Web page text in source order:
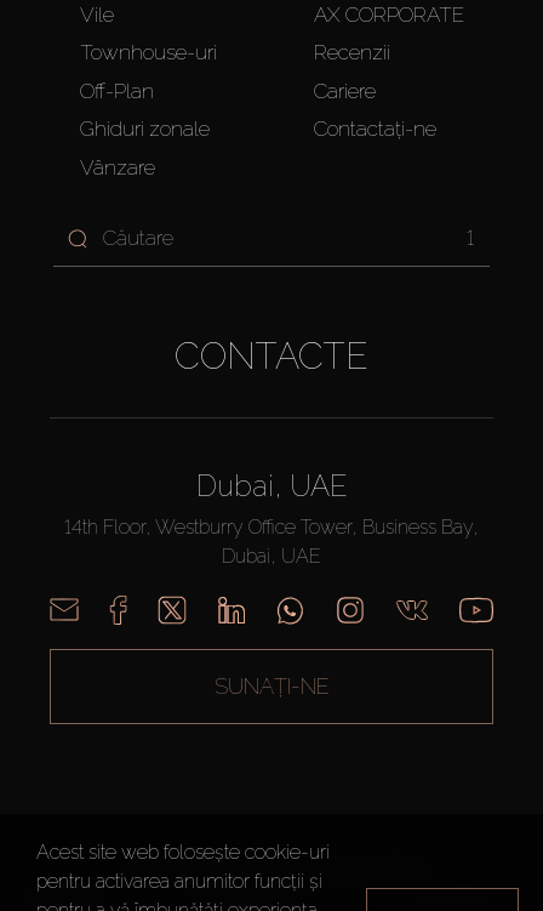
Vile
Townhouse-uri
Off-Plan
Ghiduri zonale
Vânzare
AX CORPORATE
Recenzii
Cariere
Contactați-ne
1
CONTACTE
Dubai, UAE
14th Floor, Westburry Office Tower, Business Bay,
Dubai, UAE
SUNAȚI-NE
AX CAPITAL ©2026 Toate drepturile rezervate
Termeni de
Politica de
Acest site web folosește cookie-uri
pentru activarea anumitor funcții și